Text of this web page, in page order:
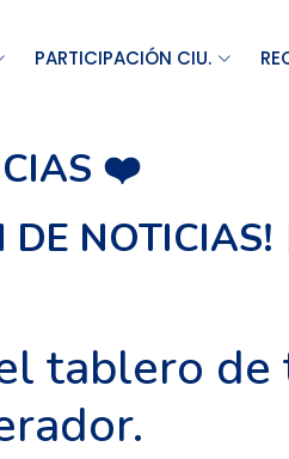
PARTICIPACIÓN CIU.
❤️
NOTICIAS!
tablero